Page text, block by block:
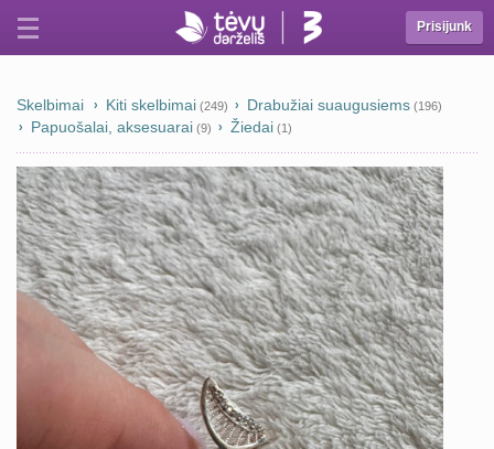
Prisijunk
Skelbimai Kiti skelbimai (249) Drabužiai suaugusiems (196)
Papuošalai, aksesuarai (9) Žiedai (1)